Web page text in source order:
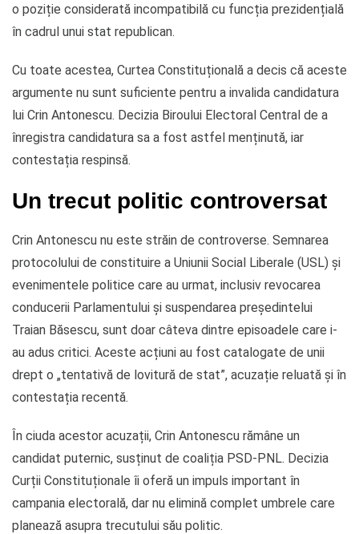
o poziție considerată incompatibilă cu funcția prezidențială
în cadrul unui stat republican.
Cu toate acestea, Curtea Constituțională a decis că aceste
argumente nu sunt suficiente pentru a invalida candidatura
lui Crin Antonescu. Decizia Biroului Electoral Central de a
înregistra candidatura sa a fost astfel menținută, iar
contestația respinsă.
Un trecut politic controversat
Crin Antonescu nu este străin de controverse. Semnarea
protocolului de constituire a Uniunii Social Liberale (USL) și
evenimentele politice care au urmat, inclusiv revocarea
conducerii Parlamentului și suspendarea președintelui
Traian Băsescu, sunt doar câteva dintre episoadele care i-
au adus critici. Aceste acțiuni au fost catalogate de unii
drept o „tentativă de lovitură de stat”, acuzație reluată și în
contestația recentă.
În ciuda acestor acuzații, Crin Antonescu rămâne un
candidat puternic, susținut de coaliția PSD-PNL. Decizia
Curții Constituționale îi oferă un impuls important în
campania electorală, dar nu elimină complet umbrele care
planează asupra trecutului său politic.